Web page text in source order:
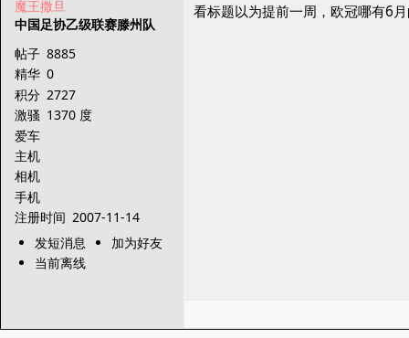
魔王撒旦
中国足协乙级联赛滕州队
帖子 8885
精华 0
积分 2727
激骚 1370 度
爱车
主机
相机
手机
注册时间 2007-11-14
发短消息
加为好友
当前离线
看标题以为提前一周，欧冠哪有6